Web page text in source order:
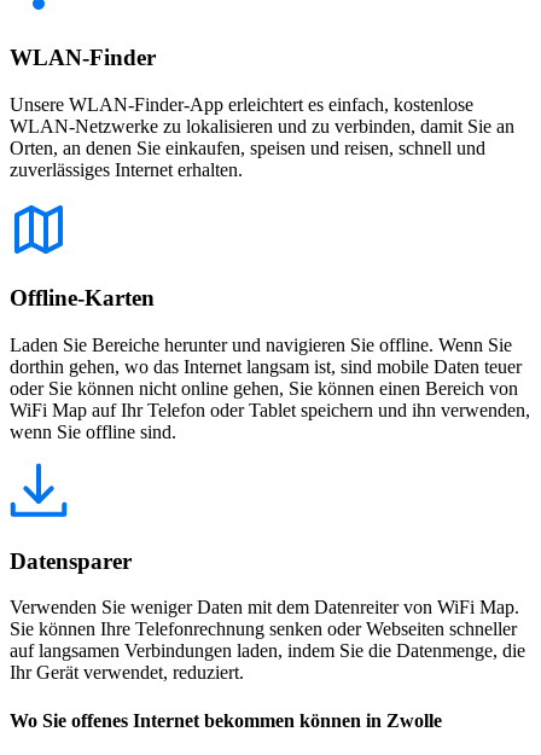
WLAN-Finder
Unsere WLAN-Finder-App erleichtert es einfach, kostenlose
WLAN-Netzwerke zu lokalisieren und zu verbinden, damit Sie an
Orten, an denen Sie einkaufen, speisen und reisen, schnell und
zuverlässiges Internet erhalten.
Offline-Karten
Laden Sie Bereiche herunter und navigieren Sie offline. Wenn Sie
dorthin gehen, wo das Internet langsam ist, sind mobile Daten teuer
oder Sie können nicht online gehen, Sie können einen Bereich von
WiFi Map auf Ihr Telefon oder Tablet speichern und ihn verwenden,
wenn Sie offline sind.
Datensparer
Verwenden Sie weniger Daten mit dem Datenreiter von WiFi Map.
Sie können Ihre Telefonrechnung senken oder Webseiten schneller
auf langsamen Verbindungen laden, indem Sie die Datenmenge, die
Ihr Gerät verwendet, reduziert.
Wo Sie offenes Internet bekommen können in Zwolle